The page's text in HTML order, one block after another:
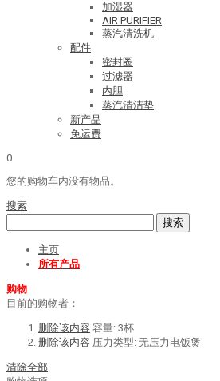
加湿器
AIR PURIFIER
蒸汽清洗机
配件
密封圈
过滤器
内胆
蒸汽清洁垫
新产品
免运费
0
您的购物车内没有物品。
搜索
搜索
主页
所有产品
购物
目前的购物者：
删除该内容 容量: 3杯
删除该内容 压力类型: 无压力电饭煲
清除全部